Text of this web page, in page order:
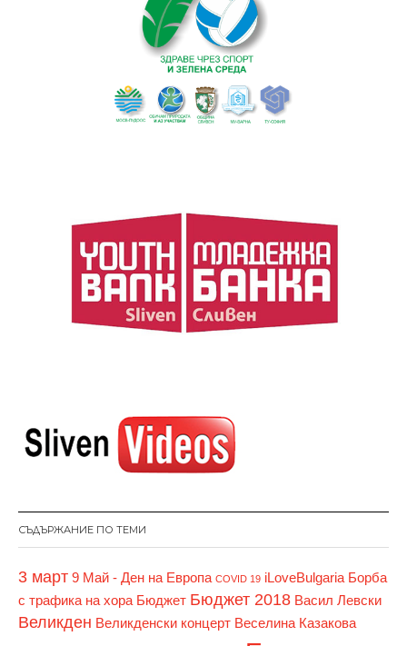
СЪДЪРЖАНИЕ ПО ТЕМИ
3 март 9 Май - Ден на Европа COVID 19 iLoveBulgaria Борба
с трафика на хора Бюджет Бюджет 2018 Васил Левски
Великден Великденски концерт Веселина Казакова